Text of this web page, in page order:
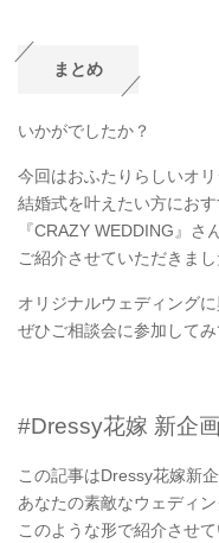
まとめ
いかがでしたか？
今回はおふたりらしいオ
結婚式を叶えたい方にお
『CRAZY WEDDING』さ
ご紹介させていただきま
オリジナルウェディング
ぜひご相談会に参加して
#Dressy花嫁 新企
この記事はDressy花嫁新
あなたの素敵なウェディ
このような形で紹介させ